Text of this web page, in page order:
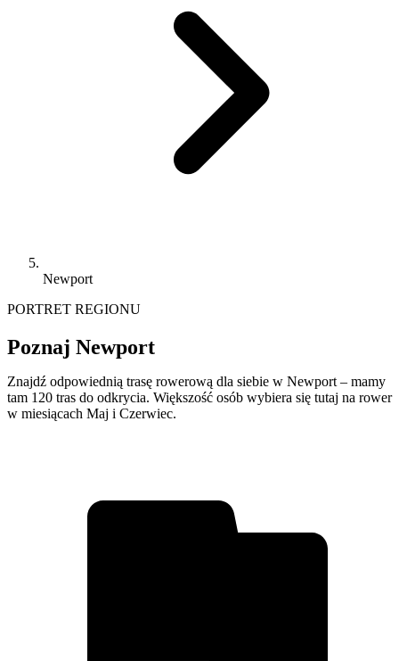
Newport
PORTRET REGIONU
Poznaj Newport
Znajdź odpowiednią trasę rowerową dla siebie w Newport – mamy
tam 120 tras do odkrycia. Większość osób wybiera się tutaj na rower
w miesiącach Maj i Czerwiec.